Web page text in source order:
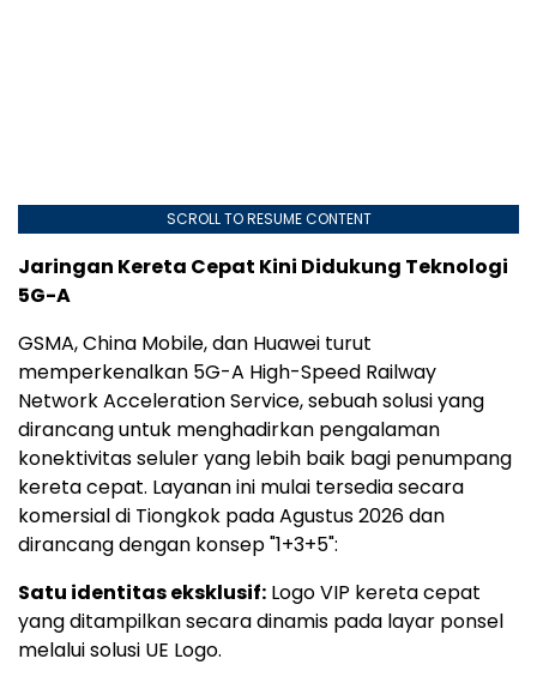
SCROLL TO RESUME CONTENT
Jaringan Kereta Cepat Kini Didukung Teknologi
5G-A
GSMA, China Mobile, dan Huawei turut
memperkenalkan 5G-A High-Speed Railway
Network Acceleration Service, sebuah solusi yang
dirancang untuk menghadirkan pengalaman
konektivitas seluler yang lebih baik bagi penumpang
kereta cepat. Layanan ini mulai tersedia secara
komersial di Tiongkok pada Agustus 2026 dan
dirancang dengan konsep "1+3+5":
Satu identitas eksklusif: Logo VIP kereta cepat
yang ditampilkan secara dinamis pada layar ponsel
melalui solusi UE Logo.